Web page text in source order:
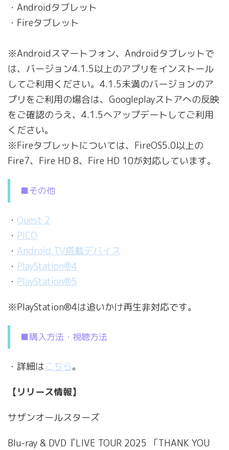
・Androidタブレット
・Fireタブレット
※Androidスマートフォン、Androidタブレットで
は、バージョン4.1.5以上のアプリをインストール
してご利用ください。4.1.5未満のバージョンのア
プリをご利用の場合は、Googleplayストアへの反映
をご確認のうえ、4.1.5へアップデートしてご利用
ください。
※Fireタブレットについては、FireOS5.0以上の
Fire7、Fire HD 8、Fire HD 10が対応しています。
■その他
・ Quest 2
・ PICO
・ Android TV搭載デバイス
・ PlayStation®4
・ PlayStation®5
※PlayStation®4は追いかけ再生非対応です。
■購入方法・視聴方法
・詳細はこちら。
【リリース情報】
サザンオールスターズ
Blu-ray & DVD『LIVE TOUR 2025 「THANK YOU